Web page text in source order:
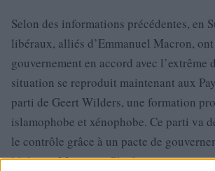
Selon des informations précédentes, en
libéraux, alliés d’Emmanuel Macron,
gouvernement en accord avec l’extrême
situation se reproduit maintenant aux
parti de Geert Wilders, une formation
islamophobe et xénophobe. Ce parti va
le contrôle grâce à un pacte de
libéraux. Monsieur Glucksmann a